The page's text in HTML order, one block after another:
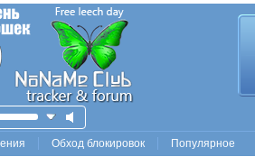
Обход блокировок Популярное